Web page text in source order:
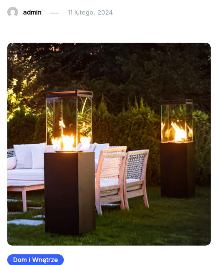
admin 11 lutego, 2024
Dom i Wnętrze